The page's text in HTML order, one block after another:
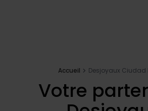
Votre projet
Accueil Desjoyaux Ciudad
Votre